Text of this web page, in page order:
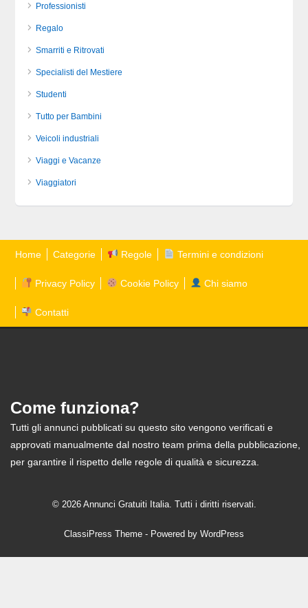
Professionisti
Regalo
Smarriti e Ritrovati
Specialisti del Mestiere
Studenti
Tutto per Bambini
Veicoli industriali
Viaggi e Vacanze
Viaggiatori
Home Categorie Regole Termini e condizioni
Privacy Policy Cookie Policy Chi siamo
Contatti
Come funziona?
Tutti gli annunci pubblicati su questo sito vengono verificati e
approvati manualmente dal nostro team prima della pubblicazione,
per garantire il rispetto delle regole di qualità e sicurezza.
© 2026 Annunci Gratuiti Italia. Tutti i diritti riservati.
ClassiPress Theme - Powered by WordPress